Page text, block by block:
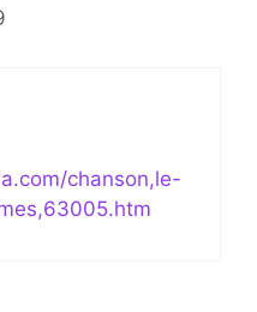
chanson,le-